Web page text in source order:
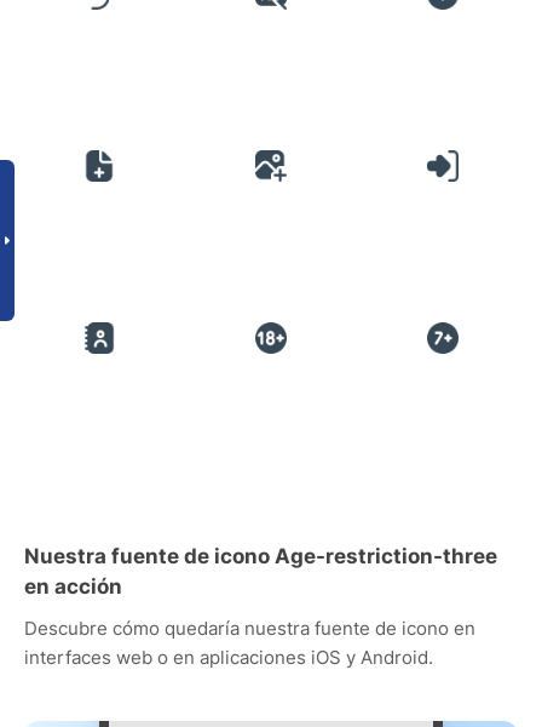
Nuestra fuente de icono Age-restriction-three
en acción
Descubre cómo quedaría nuestra fuente de icono en
interfaces web o en aplicaciones iOS y Android.